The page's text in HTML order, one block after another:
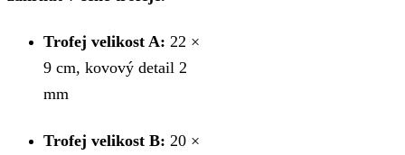
Trofej velikost A: 22 ×
9 cm, kovový detail 2
mm
Trofej velikost B: 20 ×